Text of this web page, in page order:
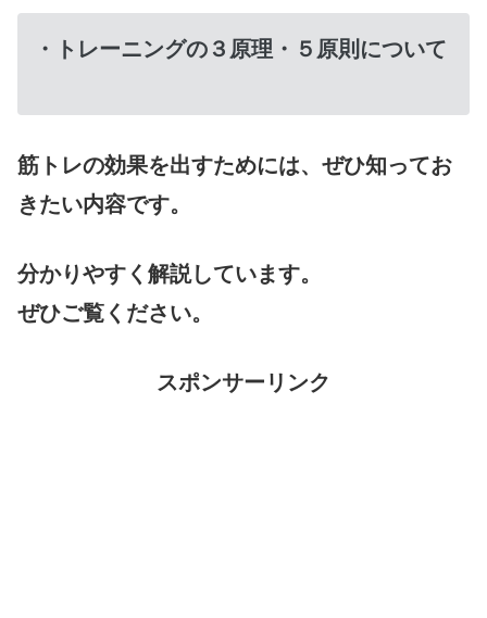
・トレーニングの３原理・５原則について
筋トレの効果を出すためには、ぜひ知ってお
きたい内容です。
分かりやすく解説しています。
ぜひご覧ください。
スポンサーリンク